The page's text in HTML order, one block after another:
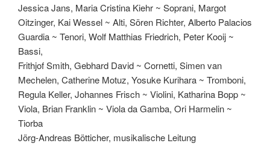
Jessica Jans, Maria Cristina Kiehr ~ Soprani, Margot
Oitzinger, Kai Wessel ~ Alti, Sören Richter, Alberto Palacios
Guardia ~ Tenori, Wolf Matthias Friedrich, Peter Kooij ~
Bassi,
Frithjof Smith, Gebhard David ~ Cornetti, Simen van
Mechelen, Catherine Motuz, Yosuke Kurihara ~ Tromboni,
Regula Keller, Johannes Frisch ~ Violini, Katharina Bopp ~
Viola, Brian Franklin ~ Viola da Gamba, Ori Harmelin ~
Tiorba
Jörg-Andreas Bötticher, musikalische Leitung